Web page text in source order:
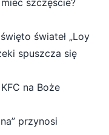
szczęście?
świateł „Loy
spuszcza się
na Boże
przynosi